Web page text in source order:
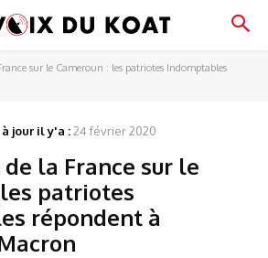
sur le Cameroun : les patriotes Indomptables
à jour il y'a :24 février 2020
la France sur le
patriotes
répondent à